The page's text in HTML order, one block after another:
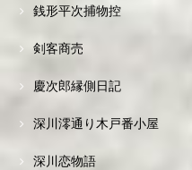
銭形平次捕物控
剣客商売
慶次郎縁側日記
深川澪通り木戸番小屋
深川恋物語